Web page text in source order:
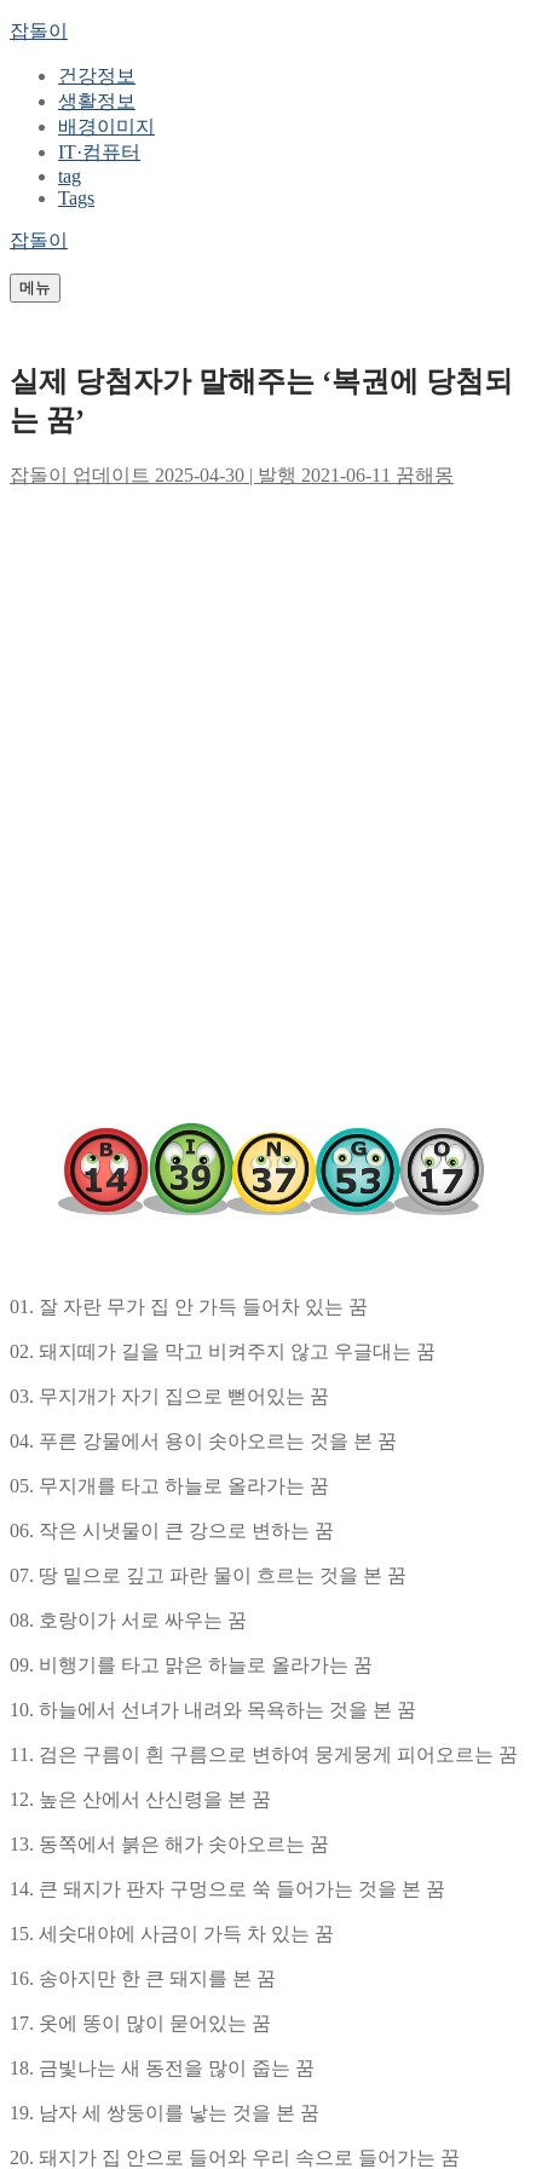
콘
메
닫
잡돌이
건강정보
생활정보
배경이미지
IT·컴퓨터
tag
Tags
잡돌이
메뉴
실제 당첨자가 말해주는 ‘복권에 당첨되
는 꿈’
잡돌이 업데이트 2025-04-30 | 발행 2021-06-11 꿈해몽
01. 잘 자란 무가 집 안 가득 들어차 있는 꿈
02. 돼지떼가 길을 막고 비켜주지 않고 우글대는 꿈
03. 무지개가 자기 집으로 뻗어있는 꿈
04. 푸른 강물에서 용이 솟아오르는 것을 본 꿈
05. 무지개를 타고 하늘로 올라가는 꿈
06. 작은 시냇물이 큰 강으로 변하는 꿈
07. 땅 밑으로 깊고 파란 물이 흐르는 것을 본 꿈
08. 호랑이가 서로 싸우는 꿈
09. 비행기를 타고 맑은 하늘로 올라가는 꿈
10. 하늘에서 선녀가 내려와 목욕하는 것을 본 꿈
11. 검은 구름이 흰 구름으로 변하여 뭉게뭉게 피어오르는 꿈
12. 높은 산에서 산신령을 본 꿈
13. 동쪽에서 붉은 해가 솟아오르는 꿈
14. 큰 돼지가 판자 구멍으로 쑥 들어가는 것을 본 꿈
15. 세숫대야에 사금이 가득 차 있는 꿈
16. 송아지만 한 큰 돼지를 본 꿈
17. 옷에 똥이 많이 묻어있는 꿈
18. 금빛나는 새 동전을 많이 줍는 꿈
19. 남자 세 쌍둥이를 낳는 것을 본 꿈
20. 돼지가 집 안으로 들어와 우리 속으로 들어가는 꿈